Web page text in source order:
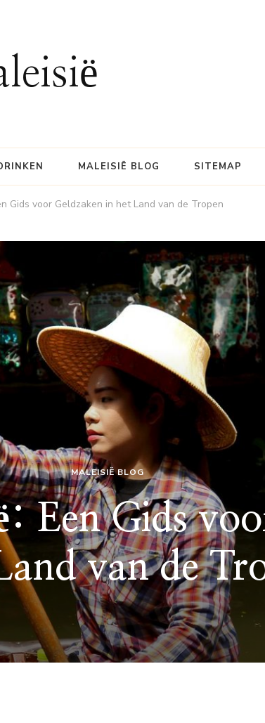
MALEISIË BLOG SITEMAP
Gids voor Geldzaken in het Land van de Tropen
MALEISIË BLOG
Een Gids
van de